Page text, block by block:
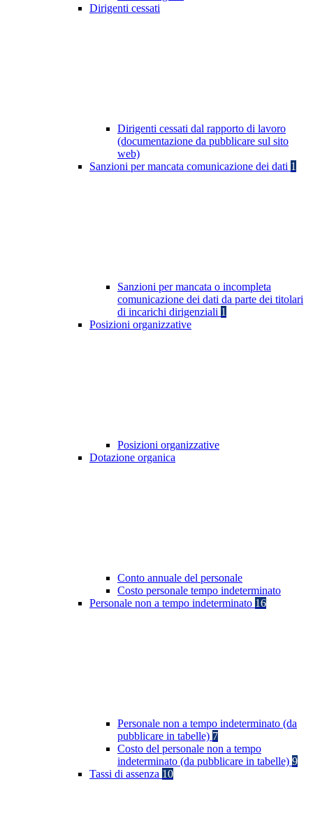
Dirigenti cessati
Dirigenti cessati dal rapporto di lavoro
(documentazione da pubblicare sul sito
web)
Sanzioni per mancata comunicazione dei dati 1
Sanzioni per mancata o incompleta
comunicazione dei dati da parte dei titolari
di incarichi dirigenziali 1
Posizioni organizzative
Posizioni organizzative
Dotazione organica
Conto annuale del personale
Costo personale tempo indeterminato
Personale non a tempo indeterminato 16
Personale non a tempo indeterminato (da
pubblicare in tabelle) 7
Costo del personale non a tempo
indeterminato (da pubblicare in tabelle) 9
Tassi di assenza 10